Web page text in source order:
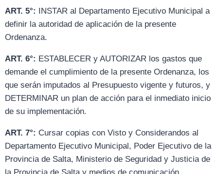
ART. 5°: INSTAR al Departamento Ejecutivo Municipal a
definir la autoridad de aplicación de la presente
Ordenanza.
ART. 6°: ESTABLECER y AUTORIZAR los gastos que
demande el cumplimiento de la presente Ordenanza, los
que serán imputados al Presupuesto vigente y futuros, y
DETERMINAR un plan de acción para el inmediato inicio
de su implementación.
ART. 7°: Cursar copias con Visto y Considerandos al
Departamento Ejecutivo Municipal, Poder Ejecutivo de la
Provincia de Salta, Ministerio de Seguridad y Justicia de